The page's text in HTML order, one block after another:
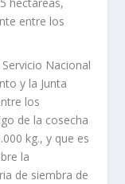
entre los
Nacional
y la Junta
los
de la cosecha
kg., y que es
la
de siembra de